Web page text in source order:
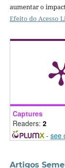
aumentar o
Efeito do Acesso
Captures
Readers: 2
- see
Artigos